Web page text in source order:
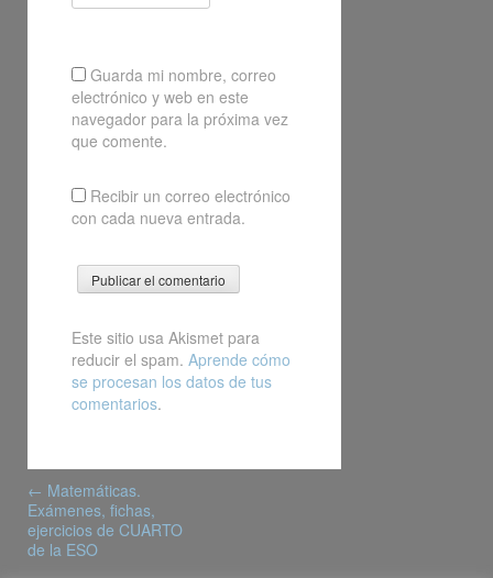
Guarda mi nombre, correo
electrónico y web en este
navegador para la próxima vez
que comente.
Recibir un correo electrónico
con cada nueva entrada.
Este sitio usa Akismet para
reducir el spam. Aprende cómo
se procesan los datos de tus
comentarios.
navigation
← Matemáticas.
Exámenes, fichas,
ejercicios de CUARTO
de la ESO